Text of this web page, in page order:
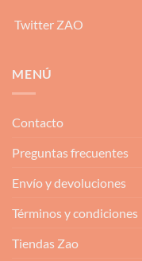
Twitter ZAO
MENÚ
Contacto
Preguntas frecuentes
Envío y devoluciones
Términos y condiciones
Tiendas Zao